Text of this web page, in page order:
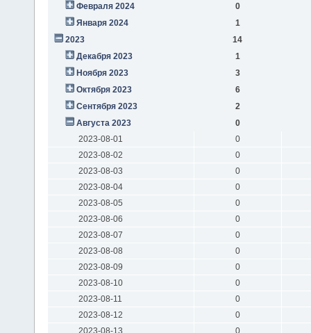
Февраля 2024
0
Января 2024
1
2023
14
Декабря 2023
1
Ноября 2023
3
Октября 2023
6
Сентября 2023
2
Августа 2023
0
2023-08-01
0
2023-08-02
0
2023-08-03
0
2023-08-04
0
2023-08-05
0
2023-08-06
0
2023-08-07
0
2023-08-08
0
2023-08-09
0
2023-08-10
0
2023-08-11
0
2023-08-12
0
2023-08-13
0